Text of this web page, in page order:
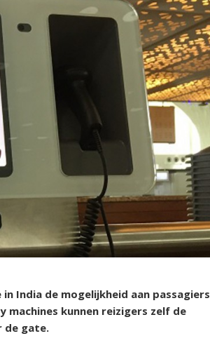
India de mogelijkheid aan passagiers
machines kunnen reizigers zelf de
de gate.